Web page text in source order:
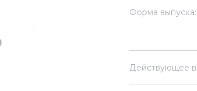
Форма выпуска:
Действующее